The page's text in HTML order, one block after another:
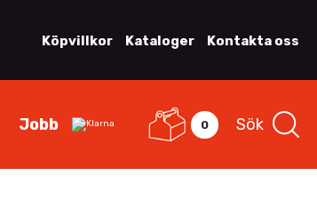
Köpvillkor Kataloger Kontakta oss
Jobb 0 Sök